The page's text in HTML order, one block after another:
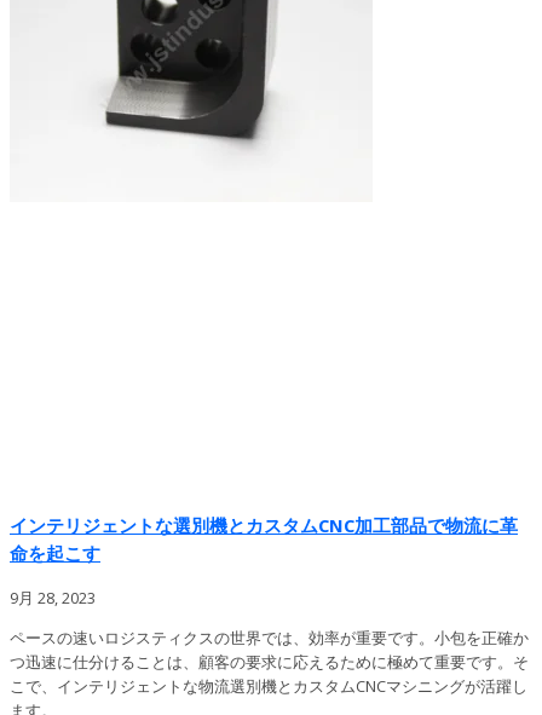
インテリジェントな選別機とカスタムCNC加工部品で物流に革
命を起こす
9月 28, 2023
ペースの速いロジスティクスの世界では、効率が重要です。小包を正確か
つ迅速に仕分けることは、顧客の要求に応えるために極めて重要です。そ
こで、インテリジェントな物流選別機とカスタムCNCマシニングが活躍し
ます。